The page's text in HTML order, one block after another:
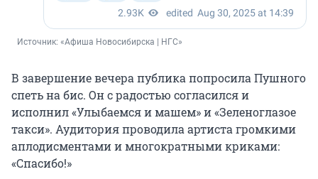
Источник: «Афиша Новосибирска | НГС»
В завершение вечера публика попросила Пушного
спеть на бис. Он с радостью согласился и
исполнил «Улыбаемся и машем» и «Зеленоглазое
такси». Аудитория проводила артиста громкими
аплодисментами и многократными криками:
«Спасибо!»